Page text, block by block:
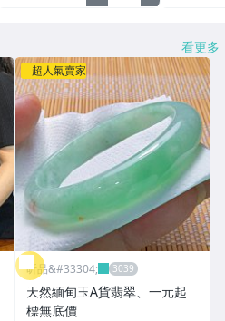
看更多
超人氣賣家
昕品&#33304;
天然緬甸玉A貨翡翠、一元起
標無底價